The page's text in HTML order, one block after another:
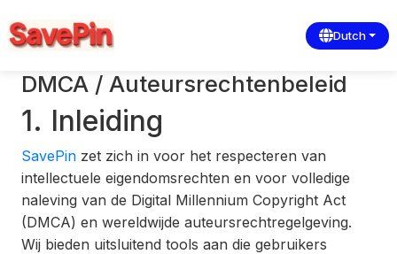
Dutch
DMCA / Auteursrechtenbeleid
1. Inleiding
SavePinzet zich in voor het respecteren van
intellectuele eigendomsrechten en voor volledige
naleving van de Digital Millennium Copyright Act
(DMCA) en wereldwijde auteursrechtregelgeving.
Wij bieden uitsluitend tools aan die gebruikers